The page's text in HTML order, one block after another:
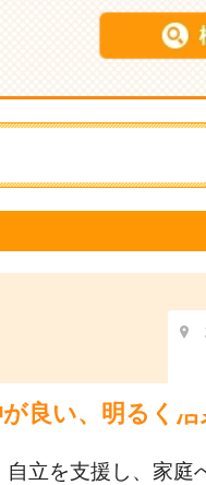
良い、明るく活
立を支援し、家庭